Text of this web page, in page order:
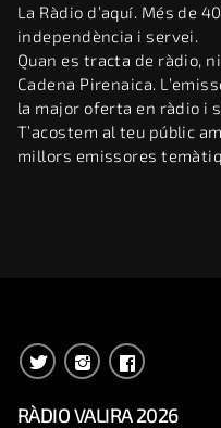
La Ràdio d’aquí. Més de
independència i servei.
Quan es tracta de ràdio,
Cadena Pirenaica.
la major oferta en ràdio i
T’acostem al teu públic
millors emissores
RÀDIO VALIRA 2026